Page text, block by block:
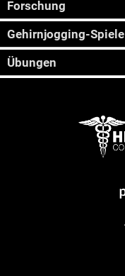
Forschung
Gehirnjogging-Spiele
Übungen